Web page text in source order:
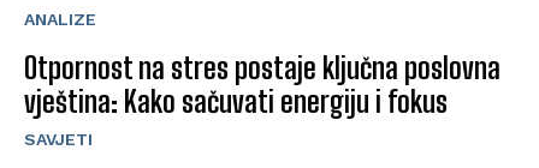
ANALIZE
Otpornost na stres postaje ključna poslovna
vještina: Kako sačuvati energiju i fokus
SAVJETI